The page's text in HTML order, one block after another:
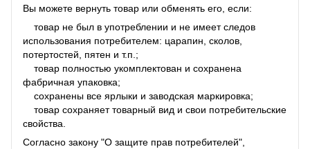
Вы можете вернуть товар или обменять его, если:
товар не был в употреблении и не имеет следов
использования потребителем: царапин, сколов,
потертостей, пятен и т.п.;
товар полностью укомплектован и сохранена
фабричная упаковка;
сохранены все ярлыки и заводская маркировка;
товар сохраняет товарный вид и свои потребительские
свойства.
Согласно закону "О защите прав потребителей",